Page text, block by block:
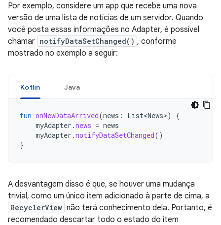
Por exemplo, considere um app que recebe uma nova
versão de uma lista de notícias de um servidor. Quando
você posta essas informações no Adapter, é possível
chamar notifyDataSetChanged() , conforme
mostrado no exemplo a seguir:
Kotlin Java
fun onNewDataArrived(news : List<News>)
{
myAdapter .news = news
myAdapter .notifyDataSetChanged()
}
A desvantagem disso é que, se houver uma mudança
trivial, como um único item adicionado à parte de cima, a
RecyclerView não terá conhecimento dela. Portanto, é
recomendado descartar todo o estado do item